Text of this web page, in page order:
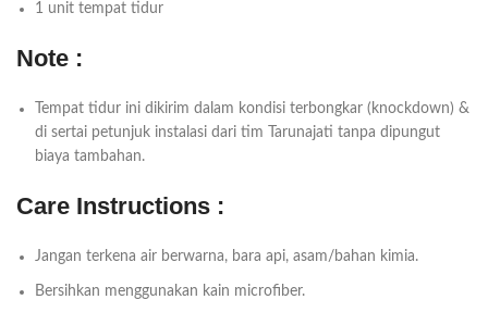
1 unit tempat tidur
Note :
Tempat tidur ini dikirim dalam kondisi terbongkar (knockdown) &
di sertai petunjuk instalasi dari tim Tarunajati tanpa dipungut
biaya tambahan.
Care Instructions :
Jangan terkena air berwarna, bara api, asam/bahan kimia.
Bersihkan menggunakan kain microfiber.